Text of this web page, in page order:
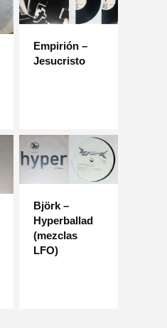
Empirión –
Jesucristo
Björk –
Hyperballad
(mezclas
LFO)